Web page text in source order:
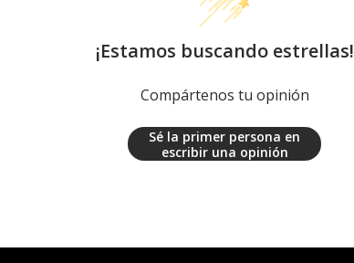
¡Estamos buscando estrellas!
Compártenos tu opinión
Sé la primer persona en
escribir una opinión